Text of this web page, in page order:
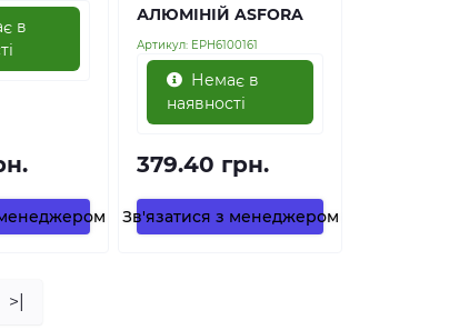
в
АЛЮМІНІЙ ASFORA
Артикул: EPH6100161
Немає в
наявності
379.40 грн.
Зв'язатися з менеджером
>|